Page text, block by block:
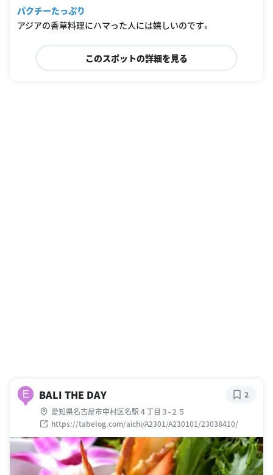
パクチーたっぷり
アジアの香草料理にハマった人には嬉しいのです。
このスポットの詳細を見る
E BALI THE DAY
愛知県名古屋市中村区名駅４丁目３-２５
https://tabelog.com/aichi/A2301/A230101/23038410/
2